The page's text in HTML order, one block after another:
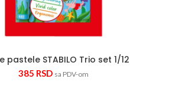
pastele STABILO Trio set 1/12
385 RSD sa PDV-om